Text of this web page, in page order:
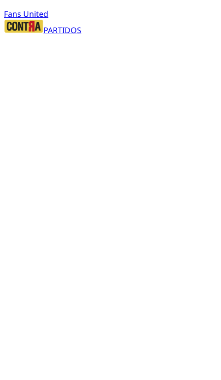
Fans United
PARTIDOS